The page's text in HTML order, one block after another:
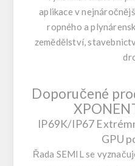
aplikace v
ropného a
zemědělství,
Doporučené
IP69K/IP67
GPU
Řada SEMIL se